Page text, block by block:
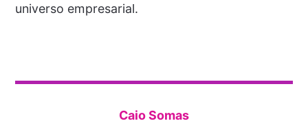
universo empresarial.
Caio Somas